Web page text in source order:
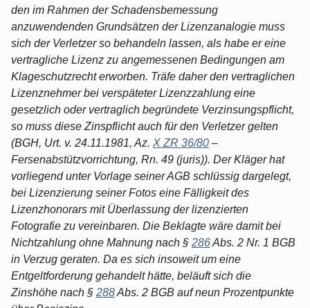
den im Rahmen der Schadensbemessung
anzuwendenden Grundsätzen der Lizenzanalogie muss
sich der Verletzer so behandeln lassen, als habe er eine
vertragliche Lizenz zu angemessenen Bedingungen am
Klageschutzrecht erworben. Träfe daher den vertraglichen
Lizenznehmer bei verspäteter Lizenzzahlung eine
gesetzlich oder vertraglich begründete Verzinsungspflicht,
so muss diese Zinspflicht auch für den Verletzer gelten
(BGH, Urt. v. 24.11.1981, Az. X ZR 36/80 –
Fersenabstützvorrichtung, Rn. 49 (juris)). Der Kläger hat
vorliegend unter Vorlage seiner AGB schlüssig dargelegt,
bei Lizenzierung seiner Fotos eine Fälligkeit des
Lizenzhonorars mit Überlassung der lizenzierten
Fotografie zu vereinbaren. Die Beklagte wäre damit bei
Nichtzahlung ohne Mahnung nach § 286Abs. 2 Nr. 1 BGB
in Verzug geraten. Da es sich insoweit um eine
Entgeltforderung gehandelt hätte, beläuft sich die
Zinshöhe nach § 288Abs. 2 BGB auf neun Prozentpunkte